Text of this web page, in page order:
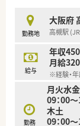
■有給休
師の応援
■早出と
ッフが公
勤務地
大阪府
高槻駅
給与
年収
月給
※経験・
勤務
月火水
09：00～
木土
09：00～